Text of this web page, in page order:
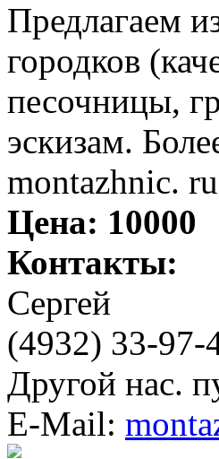
Предлагаем
городков
песочницы,
эскизам.
montazhnic. ru
Цена: 10000
Контакты:
Сергей
(4932) 33-97-
Другой нас.
E-Mail: